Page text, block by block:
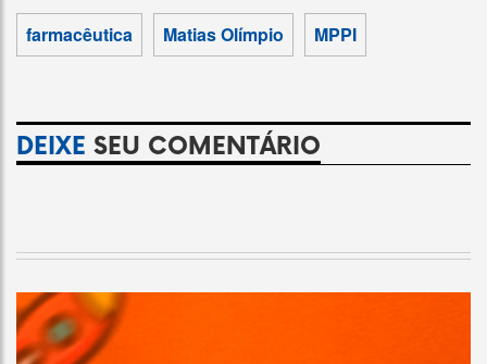
farmacêutica Matias Olímpio MPPI
DEIXE SEU COMENTÁRIO